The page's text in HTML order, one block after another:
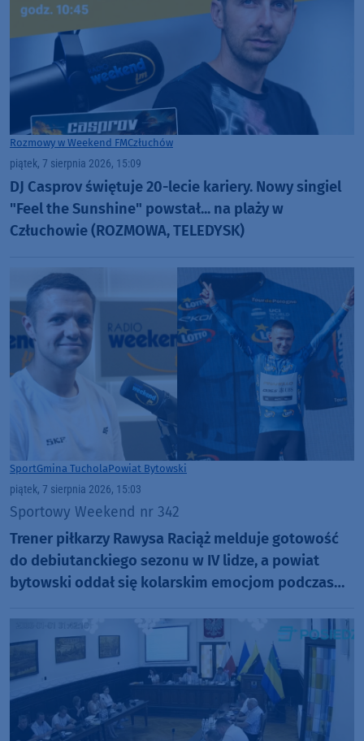
Rozmowy w Weekend FMCzłuchów
piątek, 7 sierpnia 2026, 15:09
DJ Casprov świętuje 20-lecie kariery. Nowy singiel
"Feel the Sunshine" powstał... na plaży w
Człuchowie (ROZMOWA, TELEDYSK)
SportGmina TucholaPowiat Bytowski
piątek, 7 sierpnia 2026, 15:03
Sportowy Weekend nr 342
Trener piłkarzy Rawysa Raciąż melduje gotowość
do debiutanckiego sezonu w IV lidze, a powiat
bytowski oddał się kolarskim emocjom podczas